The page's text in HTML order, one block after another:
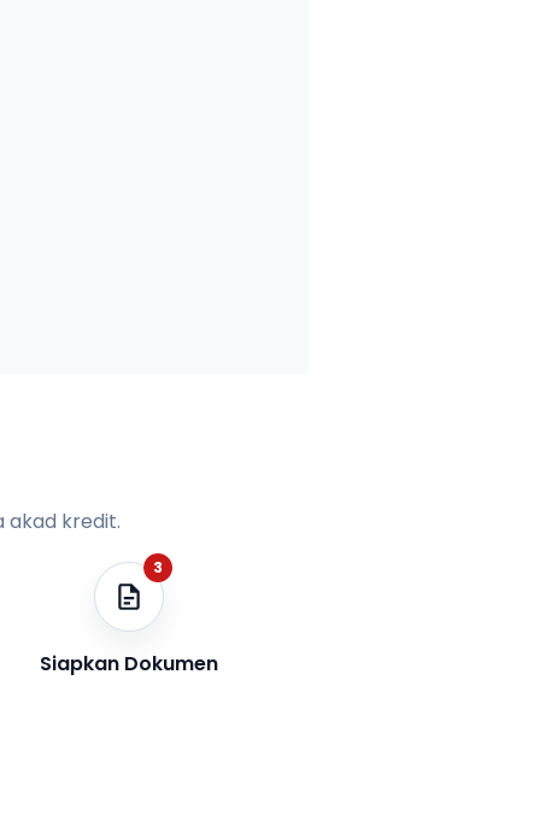
akad kredit.
3
Siapkan Dokumen